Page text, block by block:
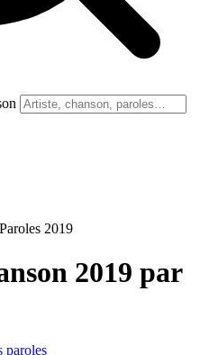
Paroles 2019
2019 par
paroles